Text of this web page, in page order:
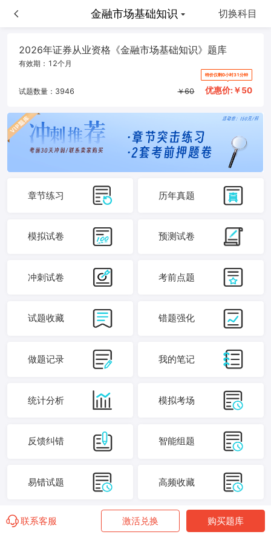
金融市场基础知识 切换科目
金融市场基础知识
2026年证券从业资格《金融市场基础知识》题库
有效期： 12个月
试题数量： 3946 ￥60
特价仅剩0小时31分钟
优惠价:￥50
章节练习 历年真题
模拟试卷 预测试卷
冲刺试卷 考前点题
试题收藏 错题强化
做题记录 我的笔记
统计分析 模拟考场
反馈纠错 智能组题
易错试题 高频收藏
联系客服 激活兑换 购买题库